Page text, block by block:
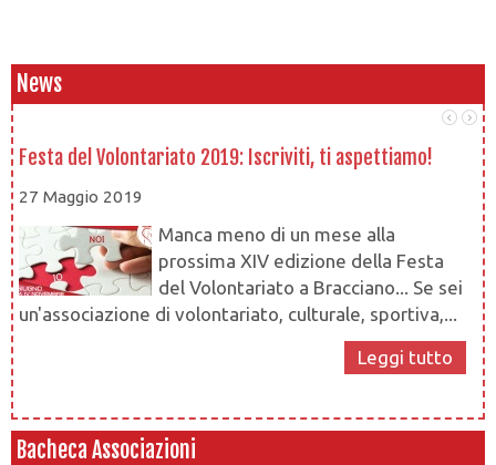
News
Festa del Volontariato 2019: Iscriviti, ti aspettiamo!
27 Maggio 2019
Manca meno di un mese alla
prossima XIV edizione della Festa
del Volontariato a Bracciano... Se sei
un'associazione di volontariato, culturale, sportiva,...
Leggi tutto
Bacheca Associazioni